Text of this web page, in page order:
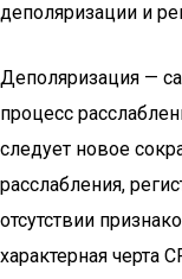
деполяризации и
Деполяризация —
процесс
следует новое
расслабления,
отсутствии
характерная черта